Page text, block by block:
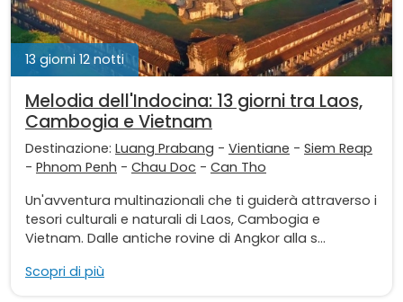
13 giorni 12 notti
Melodia dell'Indocina: 13 giorni tra Laos,
Cambogia e Vietnam
Destinazione: Luang Prabang - Vientiane - Siem Reap
- Phnom Penh - Chau Doc - Can Tho
Un'avventura multinazionali che ti guiderà attraverso i
tesori culturali e naturali di Laos, Cambogia e
Vietnam. Dalle antiche rovine di Angkor alla s...
Scopri di più